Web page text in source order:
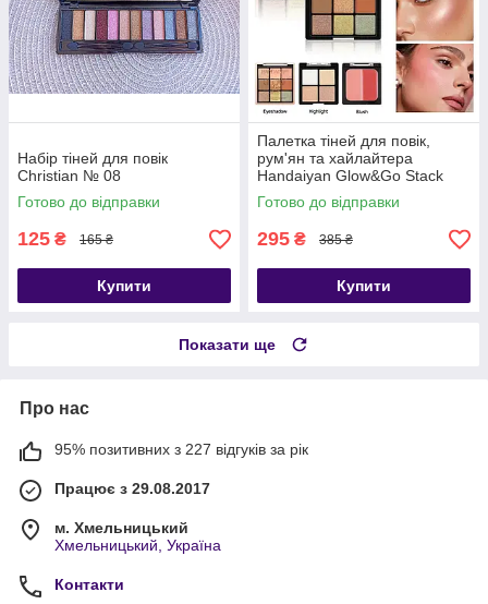
Набір тіней для повік
Christian № 08
Готово до відправки
125 ₴ 165 ₴
Купити
Палетка тіней для повік,
рум'ян та хайлайтера
Handaiyan Glow&Go Stack
Eyeshadow Blush Highlighter 3
in 1
Готово до відправки
295 ₴ 385 ₴
Купити
Показати ще
Про нас
95% позитивних з 227 відгуків за рік
Працює з 29.08.2017
м. Хмельницький
Хмельницький, Україна
Контакти